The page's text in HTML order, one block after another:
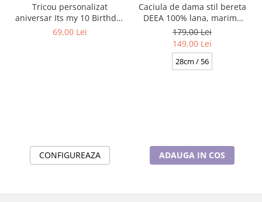
Tricou personalizat
aniversar Its my 10 Birthday
Logo si print pe spate
69,00 Lei
CONFIGUREAZA
Caciula de dama stil bereta
DEEA 100% lana, marime
universala BA25.01. 630
verde made Polonia
179,00 Lei
149,00 Lei
28cm / 56
ADAUGA IN COS